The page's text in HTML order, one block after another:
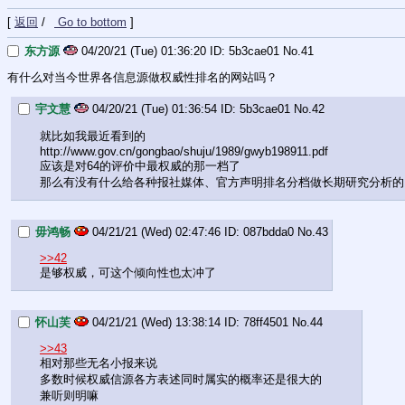
[ 返回 / Go to bottom ]
东方源 04/20/21 (Tue) 01:36:20 5b3cae01 No. 41
有什么对当今世界各信息源做权威性排名的网站吗？
宇文慧 04/20/21 (Tue) 01:36:54 5b3cae01 No.42
就比如我最近看到的
http://www.gov.cn/gongbao/shuju/1989/gwyb198911.pdf
应该是对64的评价中最权威的那一档了
那么有没有什么给各种报社媒体、官方声明排名分档做长期研究分析
毋鸿畅 04/21/21 (Wed) 02:47:46 087bdda0 No.43
>>42
是够权威，可这个倾向性也太冲了
怀山芙 04/21/21 (Wed) 13:38:14 78ff4501 No.44
>>43
相对那些无名小报来说
多数时候权威信源各方表述同时属实的概率还是很大的
兼听则明嘛